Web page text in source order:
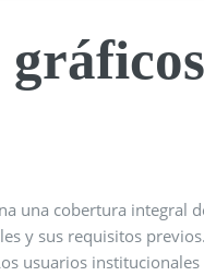
una cobertura integral
y sus requisitos
usuarios